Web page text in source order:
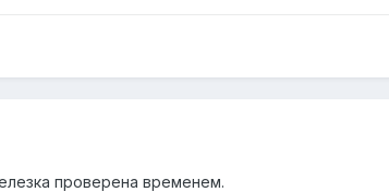
проверена временем.